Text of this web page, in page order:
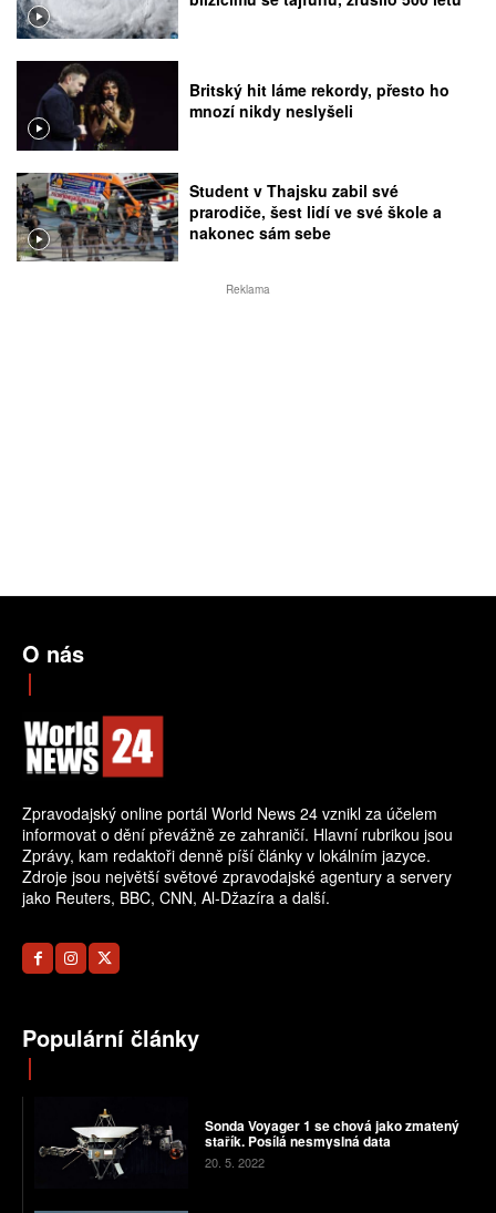
Britský hit láme rekordy, přesto ho
mnozí nikdy neslyšeli
Student v Thajsku zabil své
prarodiče, šest lidí ve své škole a
nakonec sám sebe
Reklama
O nás
Zpravodajský online portál World News 24 vznikl za účelem
informovat o dění převážně ze zahraničí. Hlavní rubrikou jsou
Zprávy, kam redaktoři denně píší články v lokálním jazyce.
Zdroje jsou největší světové zpravodajské agentury a servery
jako Reuters, BBC, CNN, Al-Džazíra a další.
Populární články
Sonda Voyager 1 se chová jako zmatený
stařík. Posílá nesmyslná data
20. 5. 2022